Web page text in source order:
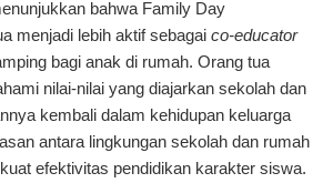
bahwa Family Day
menjadi lebih aktif sebagai co-educator
bagi anak di rumah. Orang tua
nilai-nilai yang diajarkan sekolah dan
kembali dalam kehidupan keluarga
antara lingkungan sekolah dan rumah
efektivitas pendidikan karakter siswa.